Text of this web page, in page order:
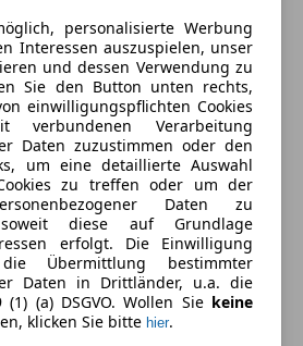
personalisierte Werbung
Interessen auszuspielen, unser
und dessen Verwendung zu
Sie den Button unten rechts,
einwilligungspflichten Cookies
Verarbeitung
Daten zuzustimmen oder den
um eine detaillierte Auswahl
zu treffen oder um der
Daten zu
soweit diese auf Grundlage
erfolgt. Die Einwilligung
Übermittlung bestimmter
Daten in Drittländer, u.a. die
(a) DSGVO. Wollen Sie keine
klicken Sie bitte hier.